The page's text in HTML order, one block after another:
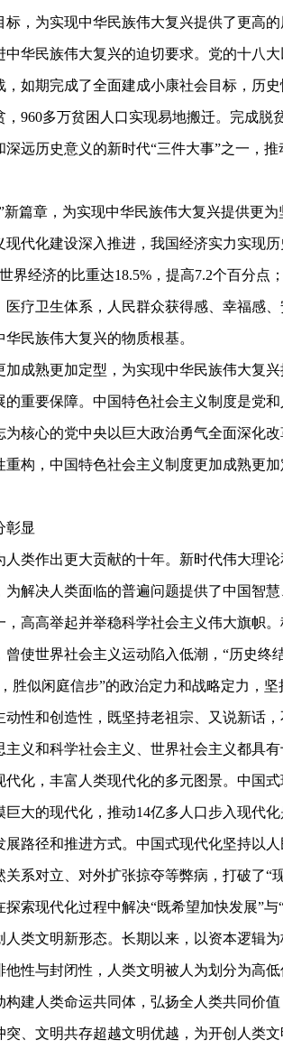
为实现中华民族伟大复兴提供了更高的
华民族伟大复兴的迫切要求。党的十八
如期完成了全面建成小康社会目标，历
960多万贫困人口实现易地搬迁。完成
深远历史意义的新时代“三件大事”之一，
章，为实现中华民族伟大复兴提供更为
代化建设深入推进，我国经济实力实现
界经济的比重达18.5%，提高7.2个百分
医疗卫生体系，人民群众获得感、幸福感
民族伟大复兴的物质根基。
熟更加定型，为实现中华民族伟大复兴
的重要保障。中国特色社会主义制度是党
核心的党中央以巨大政治勇气全面深化
构，中国特色社会主义制度更加成熟更
显
作出更大贡献的十年。新时代伟大理论
解决人类面临的普遍问题提供了中国智慧
高举起并举稳科学社会主义伟大旗帜。
使世界社会主义运动陷入低潮，“历史
胜似闲庭信步”的政治定力和战略定力，
性和创造性，既坚持老祖宗、又说新话
义和科学社会主义、世界社会主义都具有
，丰富人类现代化的多元图景。中国式
大的现代化，推动14亿多人口步入现代
路径和推进方式。中国式现代化坚持以
系对立、对外扩张掠夺等弊病，打破了
索现代化过程中解决“既希望加快发展”与
文明新形态。长期以来，以资本逻辑为
性与封闭性，人类文明被人为划分为高
构建人类命运共同体，弘扬全人类共同价
、文明共存超越文明优越，为开创人类